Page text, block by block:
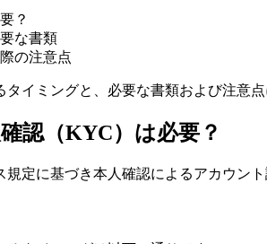
？
な書類
の注意点
イミングと、必要な書類および注意
認（KYC）は必要？
定に基づき本人確認によるアカウント